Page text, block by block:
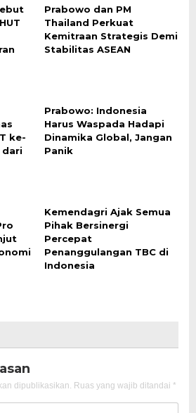
Prabowo dan PM
Thailand Perkuat
Kemitraan Strategis Demi
Stabilitas ASEAN
ke-
dari
Prabowo: Indonesia
Harus Waspada Hadapi
Dinamika Global, Jangan
Panik
Kemendagri Ajak Semua
Pihak Bersinergi
Percepat
Penanggulangan TBC di
Indonesia
dipublikasikan. Ruas yang wajib ditandai *